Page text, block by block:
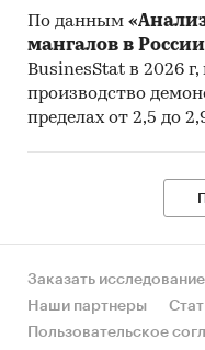
опроса
диаграммах и
Кабинетное
информации из
проведение
поправкой на
инвестиционной
По данным
мангалов в
BusinesStat в 2026 г,
производство
пределах от 2,5 до
Заказать исследование
Наши партнеры
Пользовательское